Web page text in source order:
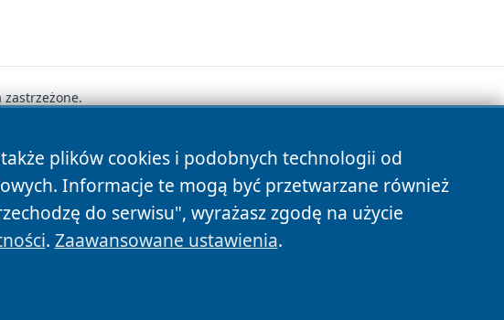
plików cookies i podobnych technologii od
Informacje te mogą być przetwarzane również
do serwisu", wyrażasz zgodę na użycie
. Zaawansowane ustawienia.
Cookies